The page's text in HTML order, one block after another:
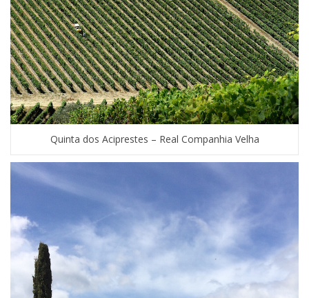
Quinta dos Aciprestes – Real Companhia Velha